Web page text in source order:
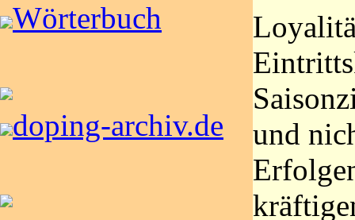
Wörterbuch
doping-archiv.de
und